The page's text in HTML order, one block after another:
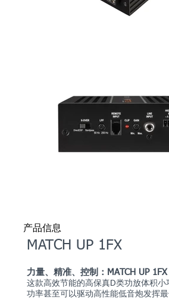
产品信息
MATCH UP 1FX
力量、精准、控制：MATCH UP 1FX
这款高效节能的高保真D类功放体积
功率甚至可以驱动高性能低音炮发挥